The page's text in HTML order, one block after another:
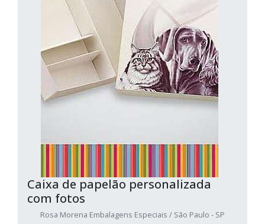
Caixa de papelão personalizada
com fotos
Rosa Morena Embalagens Especiais / São Paulo - SP